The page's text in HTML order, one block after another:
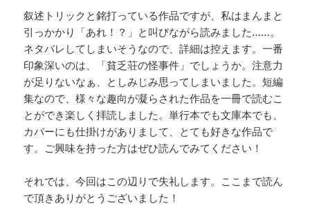
叙述トリックと銘打っている作品ですが、私はまんまと
引っかかり「あれ！？」と叫びながら読みました……。
ネタバレしてしまいそうなので、詳細は控えます。一番
印象深いのは、「貧乏荘の怪事件」でしょうか。注意力
が足りないなぁ、としみじみ思ってしまいました。短編
集なので、様々な趣向が凝らされた作品を一冊で読むこ
とができ楽しく拝読しました。単行本でも文庫本でも、
カバーにも仕掛けがありまして、とても好きな作品で
す。ご興味を持った方はぜひ読んでみてください！
それでは、今回はこの辺りで失礼します。ここまで読ん
で頂きありがとうございました！